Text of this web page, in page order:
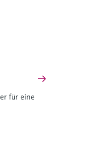
für eine